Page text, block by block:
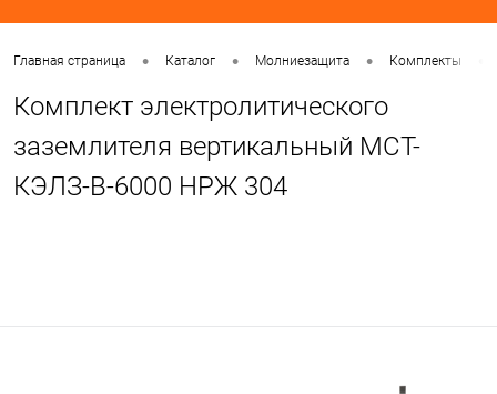
Главная страница • Каталог • Молниезащита • Комплекты
Комплект электролитического
заземлителя вертикальный МСТ-
КЭЛЗ-В-6000 НРЖ 304